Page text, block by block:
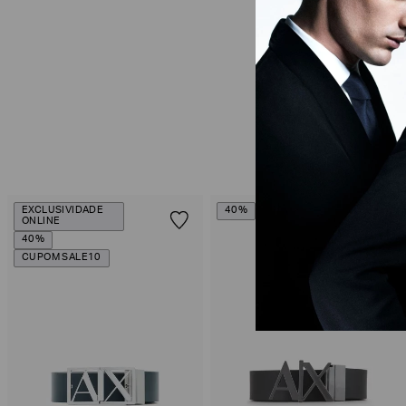
EXCLUSIVIDADE
ONLINE
40%
CUPOM SALE10
40%